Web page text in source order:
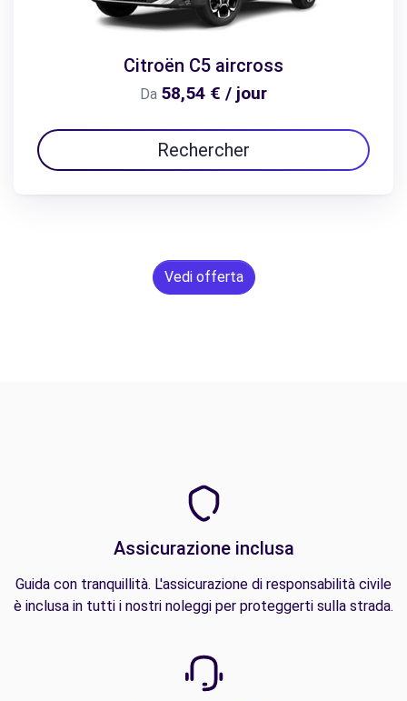
Citroën C5 aircross
Da 58,54 € / jour
Rechercher
Vedi offerta
Assicurazione inclusa
Guida con tranquillità. L'assicurazione di responsabilità civile
è inclusa in tutti i nostri noleggi per proteggerti sulla strada.